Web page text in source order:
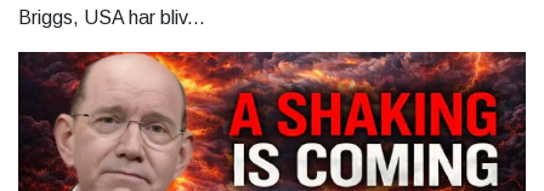
Briggs, USA har bliv...